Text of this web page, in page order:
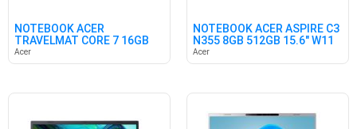
NOTEBOOK ACER
TRAVELMAT CORE 7 16GB
1TB 14" W11PRO
Acer
NOTEBOOK ACER ASPIRE C3
N355 8GB 512GB 15.6" W11
Acer